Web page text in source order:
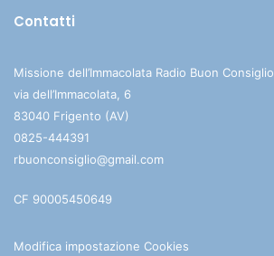
Contatti
Missione dell’Immacolata Radio Buon Consiglio
via dell’Immacolata, 6
83040 Frigento (AV)
0825-444391
rbuonconsiglio@gmail.com
CF 90005450649
Modifica impostazione Cookies